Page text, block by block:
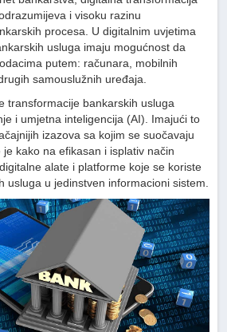
i visoku razinu
procesa. U digitalnim uvjetima
usluga imaju mogućnost da
putem: računara, mobilnih
samouslužnih uređaja.
transformacije bankarskih usluga
i umjetna inteligencija (AI). Imajući to
izazova sa kojim se suočavaju
kako na efikasan i isplativ način
alate i platforme koje se koriste
usluga u jedinstven informacioni sistem.